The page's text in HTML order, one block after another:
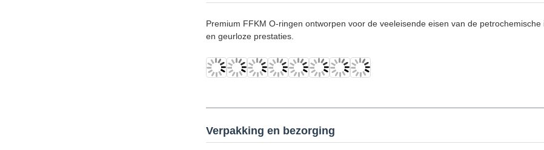
Premium FFKM O-ringen ontworpen voor de veeleisende eisen van de
en geurloze prestaties.
Verpakking en bezorging